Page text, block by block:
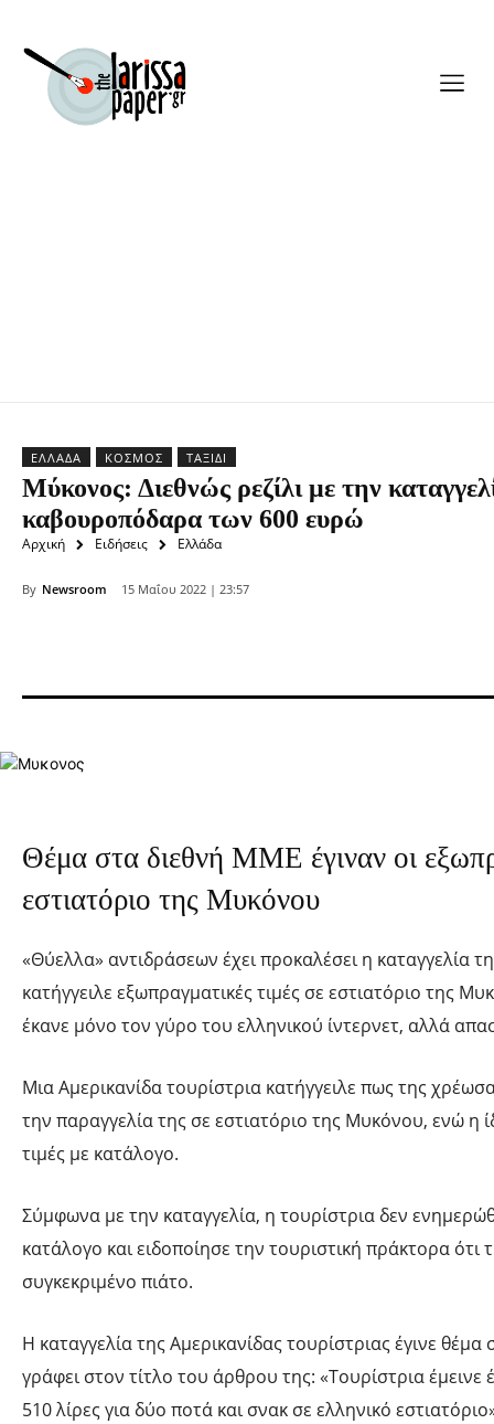
ΕΛΛΆΔΑ ΚΌΣΜΟΣ ΤΑΞΊΔΙ
Μύκονος: Διεθνώς ρεζίλι με την
καβουροπόδαρα των 600 ευρώ
Αρχική Ειδήσεις Ελλάδα
By Newsroom 15 Μαΐου 2022 | 23:57
Θέμα στα διεθνή ΜΜΕ έγιναν οι
εστιατόριο της Μυκόνου
«Θύελλα» αντιδράσεων έχει προκαλέσει η καταγγελία
κατήγγειλε εξωπραγματικές τιμές σε εστιατόριο της
έκανε μόνο τον γύρο του ελληνικού ίντερνετ, αλλά
Μια Αμερικανίδα τουρίστρια κατήγγειλε πως της
την παραγγελία της σε εστιατόριο της Μυκόνου, ενώ η
τιμές με κατάλογο.
Σύμφωνα με την καταγγελία, η τουρίστρια δεν
κατάλογο και ειδοποίησε την τουριστική πράκτορα ότι
συγκεκριμένο πιάτο.
Η καταγγελία της Αμερικανίδας τουρίστριας έγινε
γράφει στον τίτλο του άρθρου της: «Τουρίστρια
510 λίρες για δύο ποτά και σνακ σε ελληνικό